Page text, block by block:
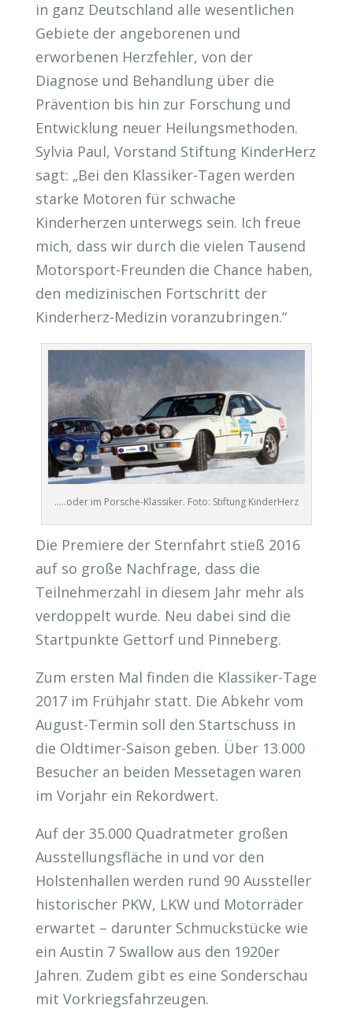
in ganz Deutschland alle wesentlichen
Gebiete der angeborenen und
erworbenen Herzfehler, von der
Diagnose und Behandlung über die
Prävention bis hin zur Forschung und
Entwicklung neuer Heilungsmethoden.
Sylvia Paul, Vorstand Stiftung KinderHerz
sagt: „Bei den Klassiker-Tagen werden
starke Motoren für schwache
Kinderherzen unterwegs sein. Ich freue
mich, dass wir durch die vielen Tausend
Motorsport-Freunden die Chance haben,
den medizinischen Fortschritt der
Kinderherz-Medizin voranzubringen.“
…..oder im Porsche-Klassiker. Foto: Stiftung KinderHerz
Die Premiere der Sternfahrt stieß 2016
auf so große Nachfrage, dass die
Teilnehmerzahl in diesem Jahr mehr als
verdoppelt wurde. Neu dabei sind die
Startpunkte Gettorf und Pinneberg.
Zum ersten Mal finden die Klassiker-Tage
2017 im Frühjahr statt. Die Abkehr vom
August-Termin soll den Startschuss in
die Oldtimer-Saison geben. Über 13.000
Besucher an beiden Messetagen waren
im Vorjahr ein Rekordwert.
Auf der 35.000 Quadratmeter großen
Ausstellungsfläche in und vor den
Holstenhallen werden rund 90 Aussteller
historischer PKW, LKW und Motorräder
erwartet – darunter Schmuckstücke wie
ein Austin 7 Swallow aus den 1920er
Jahren. Zudem gibt es eine Sonderschau
mit Vorkriegsfahrzeugen.